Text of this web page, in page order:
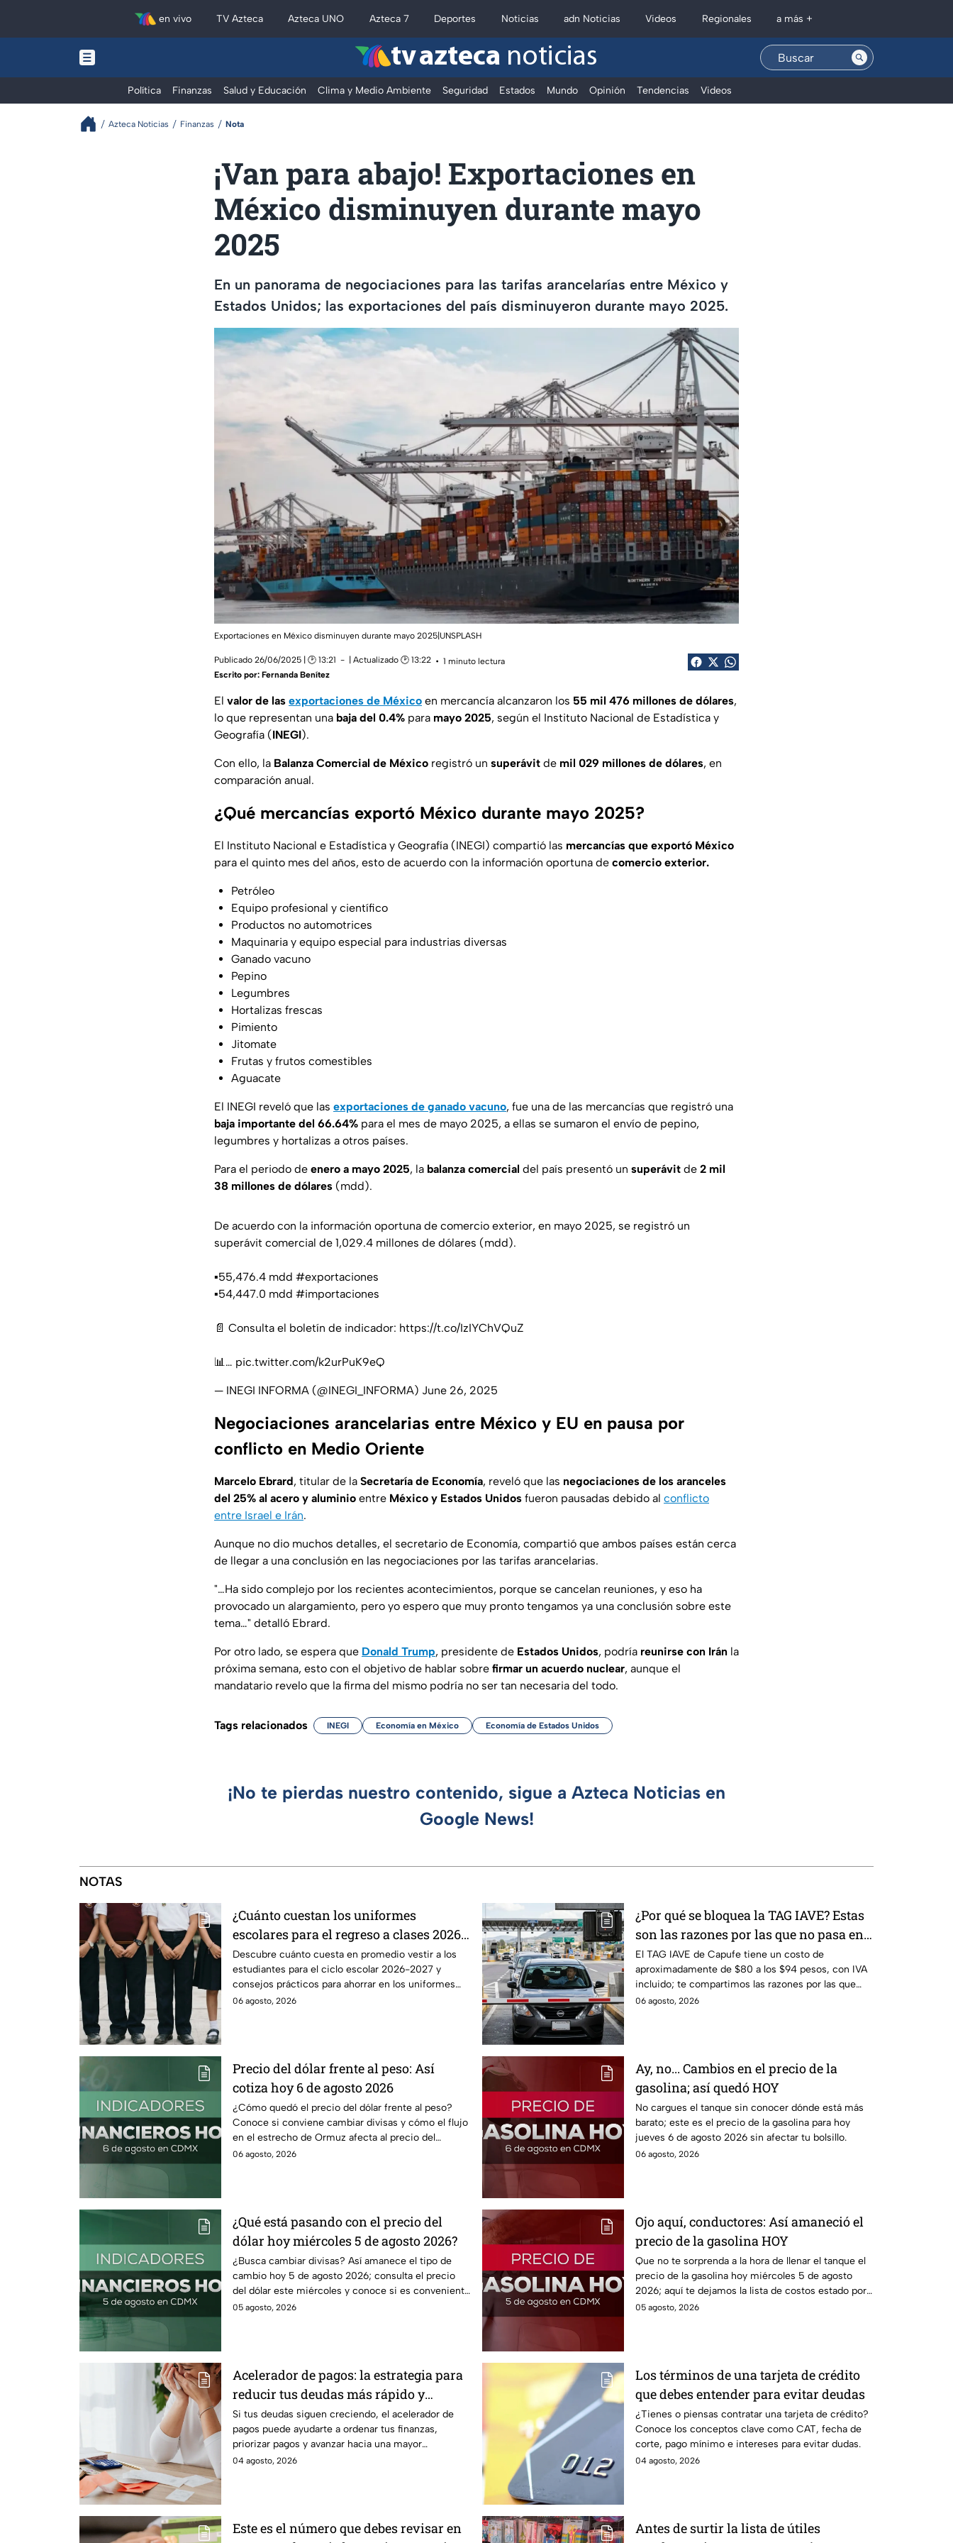
en vivo TV Azteca Azteca UNO Azteca 7 Deportes Noticias adn Noticias Videos Regionales a más +
tv azteca noticias
Política Finanzas Salud y Educación Clima y Medio Ambiente Seguridad Estados Mundo Opinión Tendencias Videos
Azteca Noticias Finanzas Nota
¡Van para abajo! Exportaciones en
México disminuyen durante mayo
2025
En un panorama de negociaciones para las tarifas arancelarías entre México y
Estados Unidos; las exportaciones del país disminuyeron durante mayo 2025.
Exportaciones en México disminuyen durante mayo 2025|UNSPLASH
Publicado 26/06/2025 | 🕑 13:21 | Actualizado 🕑 13:22
1 minuto lectura
Escrito por: Fernanda Benítez
El valor de las exportaciones de México en mercancía alcanzaron los 55 mil 476 millones de dólares,
lo que representan una baja del 0.4% para mayo 2025, según el Instituto Nacional de Estadística y
Geografía (INEGI).
Con ello, la Balanza Comercial de México registró un superávit de mil 029 millones de dólares, en
comparación anual.
¿Qué mercancías exportó México durante mayo 2025?
El Instituto Nacional e Estadística y Geografía (INEGI) compartió las mercancías que exportó México
para el quinto mes del años, esto de acuerdo con la información oportuna de comercio exterior.
Petróleo
Equipo profesional y científico
Productos no automotrices
Maquinaria y equipo especial para industrias diversas
Ganado vacuno
Pepino
Legumbres
Hortalizas frescas
Pimiento
Jitomate
Frutas y frutos comestibles
Aguacate
El INEGI reveló que las exportaciones de ganado vacuno, fue una de las mercancías que registró una
baja importante del 66.64% para el mes de mayo 2025, a ellas se sumaron el envío de pepino,
legumbres y hortalizas a otros países.
Para el periodo de enero a mayo 2025, la balanza comercial del país presentó un superávit de 2 mil
38 millones de dólares (mdd).
De acuerdo con la información oportuna de comercio exterior, en mayo 2025, se registró un
superávit comercial de 1,029.4 millones de dólares (mdd).
▪️55,476.4 mdd #exportaciones
▪️54,447.0 mdd #importaciones
📄 Consulta el boletín de indicador: https://t.co/IzIYChVQuZ
📊… pic.twitter.com/k2urPuK9eQ
— INEGI INFORMA (@INEGI_INFORMA) June 26, 2025
Negociaciones arancelarias entre México y EU en pausa por
conflicto en Medio Oriente
Marcelo Ebrard, titular de la Secretaría de Economía, reveló que las negociaciones de los aranceles
del 25% al acero y aluminio entre México y Estados Unidos fueron pausadas debido al conflicto
entre Israel e Irán.
Aunque no dio muchos detalles, el secretario de Economía, compartió que ambos países están cerca
de llegar a una conclusión en las negociaciones por las tarifas arancelarias.
"…Ha sido complejo por los recientes acontecimientos, porque se cancelan reuniones, y eso ha
provocado un alargamiento, pero yo espero que muy pronto tengamos ya una conclusión sobre este
tema…" detalló Ebrard.
Por otro lado, se espera que Donald Trump, presidente de Estados Unidos, podría reunirse con Irán la
próxima semana, esto con el objetivo de hablar sobre firmar un acuerdo nuclear, aunque el
mandatario revelo que la firma del mismo podría no ser tan necesaria del todo.
Tags relacionados INEGI Economía en México Economía de Estados Unidos
¡No te pierdas nuestro contenido, sigue a Azteca Noticias en
Google News!
NOTAS
¿Cuánto cuestan los uniformes
escolares para el regreso a clases 2026,
según su grado?
Descubre cuánto cuesta en promedio vestir a los
estudiantes para el ciclo escolar 2026-2027 y
consejos prácticos para ahorrar en los uniformes
escolares.
06 agosto, 2026
¿Por qué se bloquea la TAG IAVE? Estas
son las razones por las que no pasa en
la caseta
El TAG IAVE de Capufe tiene un costo de
aproximadamente de $80 a los $94 pesos, con IVA
incluido; te compartimos las razones por las que
podría bloquearse.
06 agosto, 2026
Precio del dólar frente al peso: Así
cotiza hoy 6 de agosto 2026
¿Cómo quedó el precio del dólar frente al peso?
Conoce si conviene cambiar divisas y cómo el flujo
en el estrecho de Ormuz afecta al precio del
petróleo.
06 agosto, 2026
Ay, no... Cambios en el precio de la
gasolina; así quedó HOY
No cargues el tanque sin conocer dónde está más
barato; este es el precio de la gasolina para hoy
jueves 6 de agosto 2026 sin afectar tu bolsillo.
06 agosto, 2026
¿Qué está pasando con el precio del
dólar hoy miércoles 5 de agosto 2026?
¿Busca cambiar divisas? Así amanece el tipo de
cambio hoy 5 de agosto 2026; consulta el precio
del dólar este miércoles y conoce si es conveniente
comprar.
05 agosto, 2026
Ojo aquí, conductores: Así amaneció el
precio de la gasolina HOY
Que no te sorprenda a la hora de llenar el tanque el
precio de la gasolina hoy miércoles 5 de agosto
2026; aquí te dejamos la lista de costos estado por
estado.
05 agosto, 2026
Acelerador de pagos: la estrategia para
reducir tus deudas más rápido y
recuperar el control de tus finanzas
Si tus deudas siguen creciendo, el acelerador de
pagos puede ayudarte a ordenar tus finanzas,
priorizar pagos y avanzar hacia una mayor
tranquilidad económica.
04 agosto, 2026
Los términos de una tarjeta de crédito
que debes entender para evitar deudas
¿Tienes o piensas contratar una tarjeta de crédito?
Conoce los conceptos clave como CAT, fecha de
corte, pago mínimo e intereses para evitar dudas.
04 agosto, 2026
Este es el número que debes revisar en
Antes de surtir la lista de útiles